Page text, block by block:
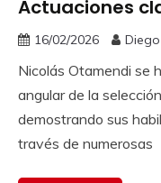
Actuaciones
16/02/2026
Nicolás Otamendi se
angular de la
demostrando sus
través de numerosas